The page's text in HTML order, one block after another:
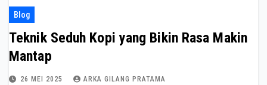
Blog
Teknik Seduh Kopi yang Bikin Rasa Makin
Mantap
26 MEI 2025 ARKA GILANG PRATAMA